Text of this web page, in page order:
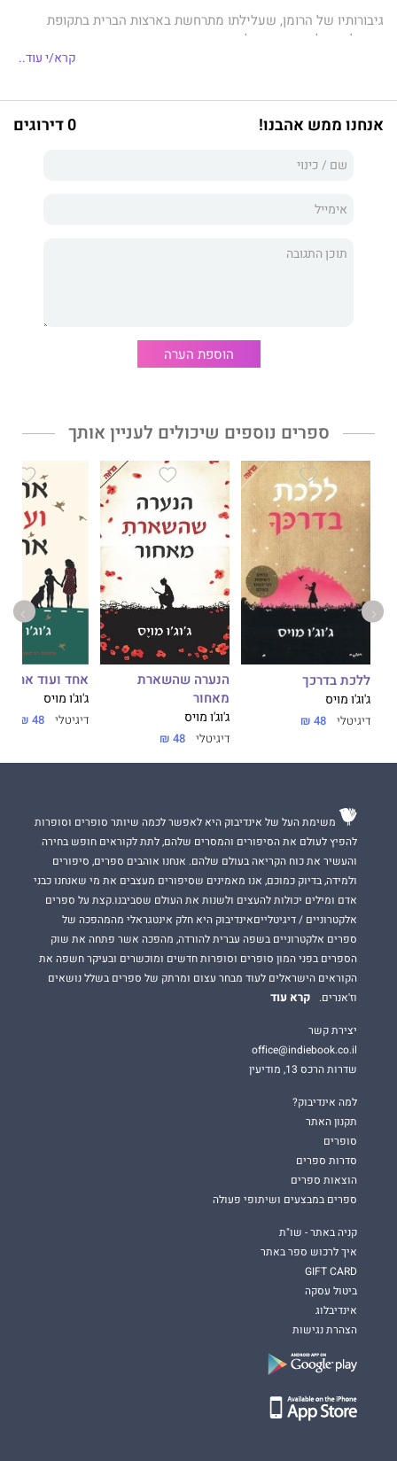
גיבורותיו של הרומן, שעלילתו מתרחשת בארצות הברית בתקופת
השפל הגדול ומבוססת על אירועים אמיתיים, הן חמש נשים שיוצאות
למסע אמיץ ויוצא דופן של חלוקת ספרים בעיירות שכוחות אל,
להגיע אליהם בצורה אחרת.
קורותיהן – וקורות הגברים שהן אוהבות – יוצרים דרמה בלתי-נשכחת
קרא/י עוד..
אנחנו ממש אהבנו! 0 דירוגים
הוספת הערה
ספרים נוספים שיכולים לעניין אותך
ללכת בדרכך
ג'וג'ו מויס
דיגיטלי 48 ₪
הנערה שהשארת
מאחור
ג'וג'ו מויס
דיגיטלי 48 ₪
אחד ועוד אחד
ג'וג'ו מויס
דיגיטלי 48 ₪
משימת העל של אינדיבוק היא לאפשר לכמה שיותר סופרים וסופרות
להפיץ לעולם את הסיפורים והמסרים שלהם, לתת לקוראים חופש בחירה
והעשיר את כוח הקריאה בעולם שלהם. אנחנו אוהבים ספרים, סיפורים
ולמידה, בדיוק כמוכם, אנו מאמינים שסיפורים מעצבים את מי שאנחנו כבני
אדם ומילים יכולות להעצים ולשנות את העולם שסביבנו.קצת על ספרים
אלקטרוניים / דיגיטלייםאינדיבוק היא חלק אינטגראלי מהמהפכה של
ספרים אלקטרוניים בשפה עברית להורדה, מהפכה אשר פתחה את שוק
הספרים בפני המון סופרים וסופרות חדשים ומוכשרים ובעיקר חשפה את
הקוראים הישראלים לעוד מבחר עצום ומרתק של ספרים בשלל נושאים
וז'אנרים.
קרא עוד
יצירת קשר
office@indiebook.co.il
שדרות הרכס 13, מודיעין
למה אינדיבוק?
תקנון האתר
סופרים
סדרות ספרים
הוצאות ספרים
ספרים במבצעים ושיתופי פעולה
קניה באתר - שו"ת
איך לרכוש ספר באתר
GIFT CARD
ביטול עסקה
אינדיבלוג
הצהרת נגישות